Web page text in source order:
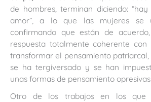
de hombres, terminan diciendo:
amor”, a lo que las mujeres se
confirmando que están de
respuesta totalmente coherente con
transformar el pensamiento
se ha tergiversado y se han
unas formas de pensamiento opresivas.
Otro de los trabajos en los que